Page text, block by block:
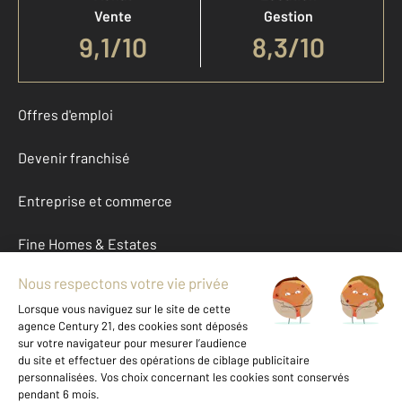
Vente
9,1/10
Gestion
8,3/10
Offres d'emploi
Devenir franchisé
Entreprise et commerce
Fine Homes & Estates
À propos
International
Nous contacter